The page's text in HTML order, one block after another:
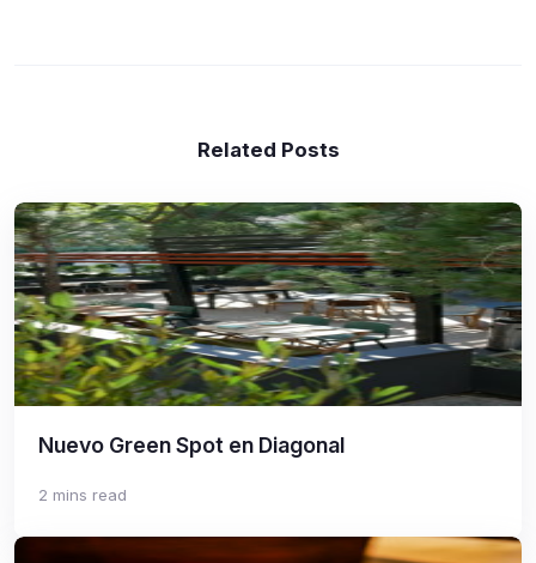
Related Posts
Nuevo Green Spot en Diagonal
2 mins read